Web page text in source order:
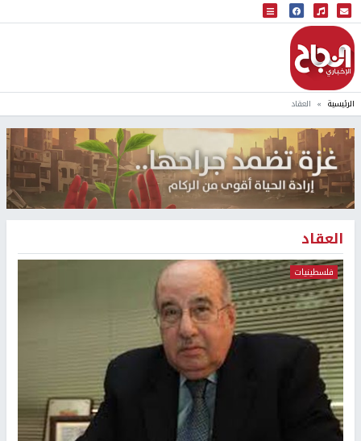
البث المباشر
إذاعة النجاح
الرئيسية العقاد
العقاد
فلسطينيات